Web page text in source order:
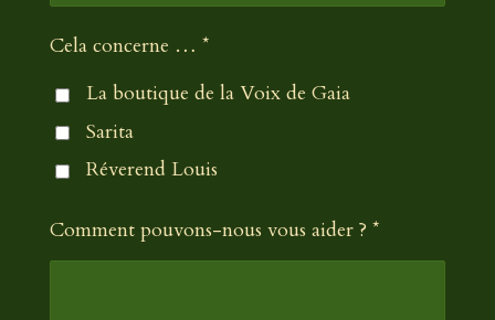
Cela concerne … *
La boutique de la Voix de Gaia
Sarita
Réverend Louis
Comment pouvons-nous vous aider ? *